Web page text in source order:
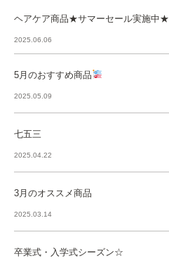
ヘアケア商品★サマーセール実施中★
2025.06.06
5月のおすすめ商品
2025.05.09
七五三
2025.04.22
3月のオススメ商品
2025.03.14
卒業式・入学式シーズン☆